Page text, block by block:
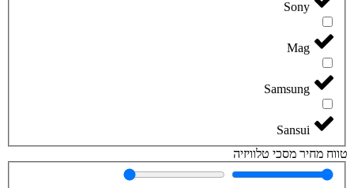
Sony
Mag
Samsung
Sansui
טווח מחיר מסכי טלוויזיה